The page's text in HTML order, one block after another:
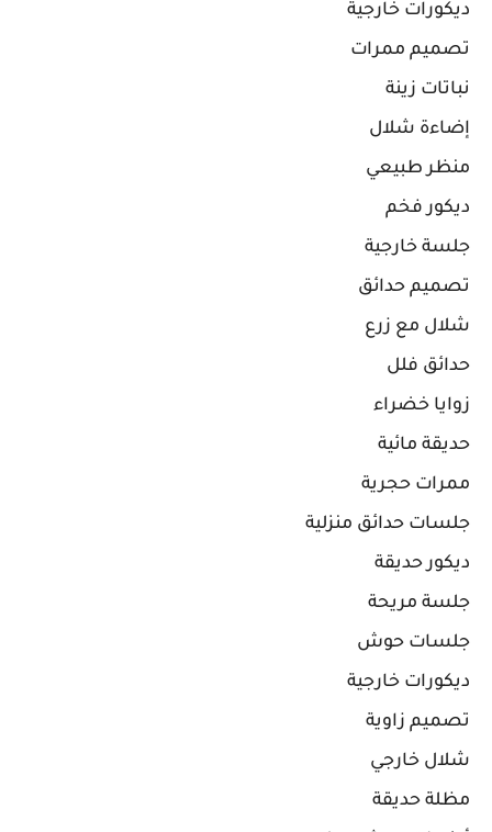
ديكورات خارجية
تصميم ممرات
نباتات زينة
إضاءة شلال
منظر طبيعي
ديكور فخم
جلسة خارجية
تصميم حدائق
شلال مع زرع
حدائق فلل
زوايا خضراء
حديقة مائية
ممرات حجرية
جلسات حدائق منزلية
ديكور حديقة
جلسة مريحة
جلسات حوش
ديكورات خارجية
تصميم زاوية
شلال خارجي
مظلة حديقة